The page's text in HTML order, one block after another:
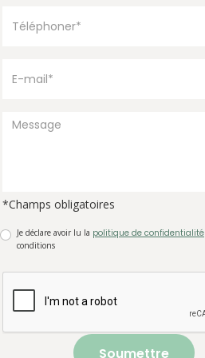
*Champs obligatoires
Je déclare avoir lu la politique de confidentialité
conditions
Soumettre